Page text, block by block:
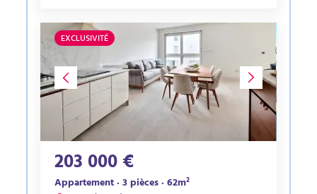
EXCLUSIVITÉ
203 000 €
Appartement · 3 pièces · 62m²